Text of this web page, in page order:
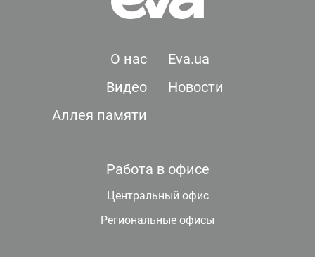
О нас
Eva.ua
Видео
Новости
Аллея памяти
Работа в офисе
Центральный офис
Региональные офисы